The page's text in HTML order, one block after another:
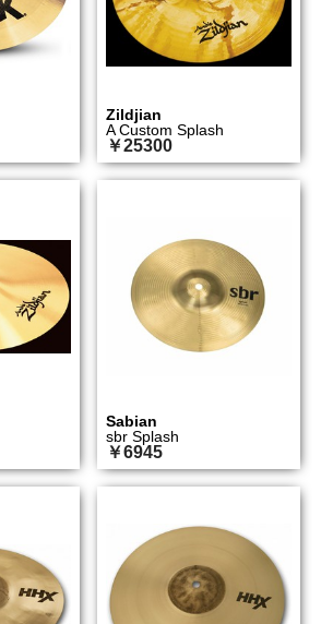
Zildjian
A Custom Splash
￥25300
Sabian
sbr Splash
￥6945